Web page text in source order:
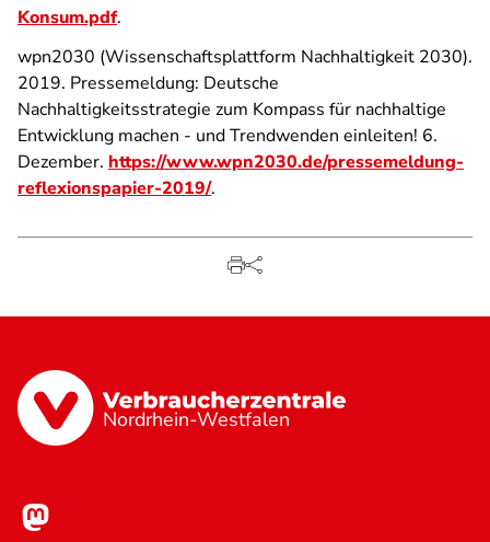
Konsum.pdf.
wpn2030 (Wissenschaftsplattform Nachhaltigkeit 2030).
2019. Pressemeldung: Deutsche
Nachhaltigkeitsstrategie zum Kompass für nachhaltige
Entwicklung machen - und Trendwenden einleiten! 6.
Dezember. https://www.wpn2030.de/pressemeldung-
reflexionspapier-2019/.
Nordrhein-Westfalen